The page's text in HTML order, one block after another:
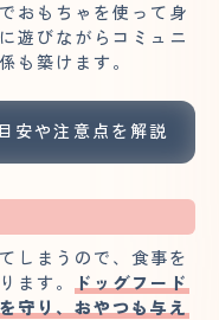
おもちゃを使って身
遊びながらコミュニ
も築けます。
安や注意点を解説
しまうので、食事を
ます。
ドッグフード
守り、おやつも与え